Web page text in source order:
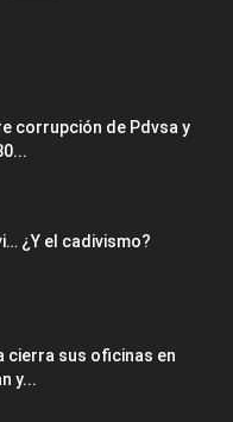
corrupción de Pdvsa y
¿Y el cadivismo?
cierra sus oficinas en
y...